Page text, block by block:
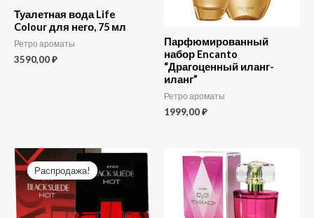
Туалетная вода Life
Colour для него, 75 мл
Ретро ароматы
3590,00₽
Парфюмированный
набор Encanto
“Драгоценный иланг-
иланг”
Ретро ароматы
1999,00₽
Распродажа!
Распродажа!
Первоначальная
цена
составляла
1999,00 ₽.
Текущая
цена:
1199,00 ₽.